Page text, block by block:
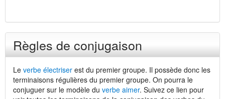
Règles de conjugaison
Le verbe électriser est du premier groupe. Il possède donc les
terminaisons régulières du premier groupe. On pourra le
conjuguer sur le modèle du verbe aimer. Suivez ce lien pour